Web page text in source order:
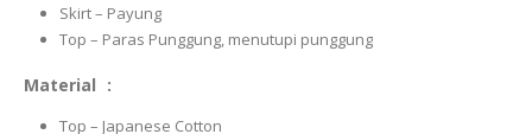
Skirt – Payung
Top – Paras Punggung, menutupi punggung
Material :
Top – Japanese Cotton